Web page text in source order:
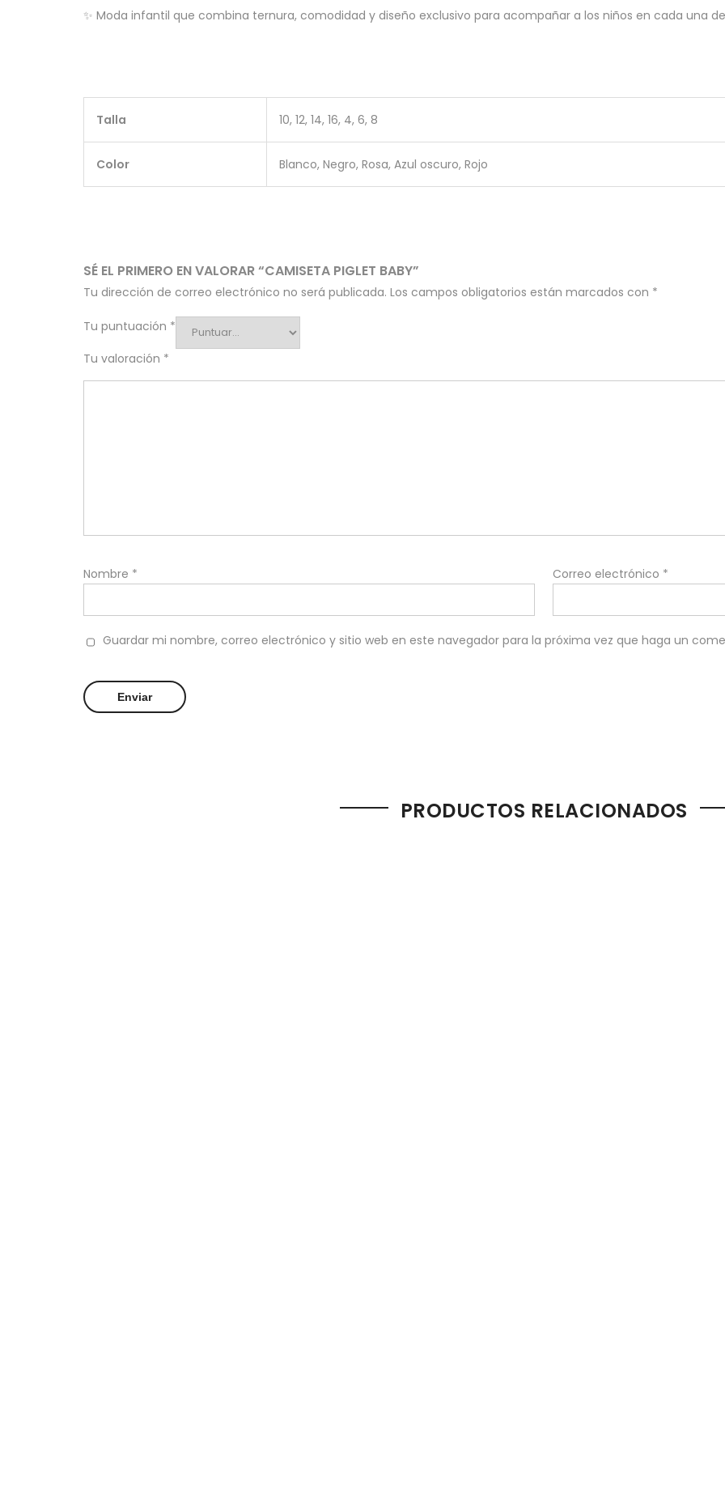
✨ Moda infantil que combina ternura, comodidad y diseño exclusivo para acompañar a los niños en cada una
Talla 10, 12, 14, 16, 4, 6, 8
Color Blanco, Negro, Rosa, Azul oscuro, Rojo
SÉ EL PRIMERO EN VALORAR “CAMISETA PIGLET BABY”
Tu dirección de correo electrónico no será publicada. Los campos obligatorios están marcados con *
Tu puntuación *
Tu valoración *
Nombre * Correo electrónico *
Guardar mi nombre, correo electrónico y sitio web en este navegador para la próxima vez que haga un
PRODUCTOS RELACIONADOS